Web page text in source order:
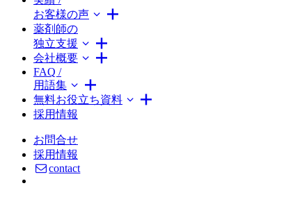
お客様の声
薬剤師の
独立支援
会社概要
FAQ /
用語集
無料お役立ち資料
採用情報
お問合せ
採用情報
contact